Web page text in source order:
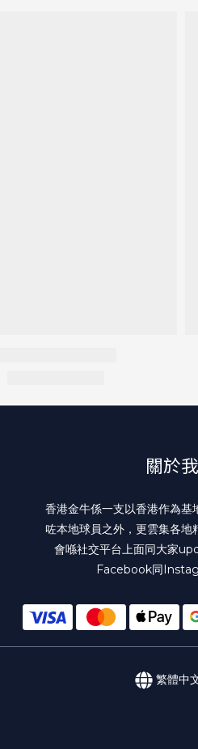
關於
香港金牛係一支以香港作為基
咗本地球員之外，更雲集各地
會喺社交平台上面同大家
Facebook同
繁體中